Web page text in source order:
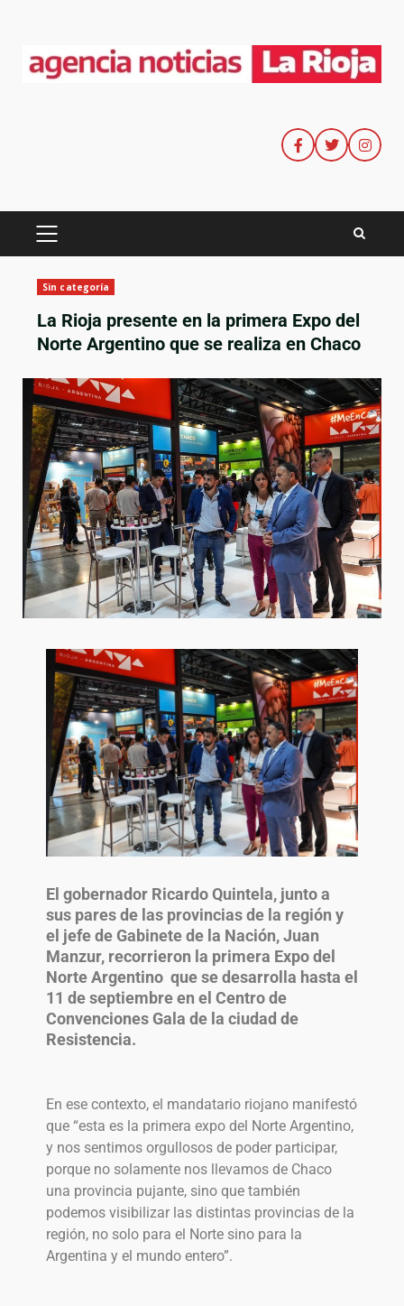
Sin categoría
La Rioja presente en la primera Expo del
Norte Argentino que se realiza en Chaco
El gobernador Ricardo Quintela, junto a
sus pares de las provincias de la región y
el jefe de Gabinete de la Nación, Juan
Manzur, recorrieron la primera Expo del
Norte Argentino que se desarrolla hasta el
11 de septiembre en el Centro de
Convenciones Gala de la ciudad de
Resistencia.
En ese contexto, el mandatario riojano manifestó
que “esta es la primera expo del Norte Argentino,
y nos sentimos orgullosos de poder participar,
porque no solamente nos llevamos de Chaco
una provincia pujante, sino que también
podemos visibilizar las distintas provincias de la
región, no solo para el Norte sino para la
Argentina y el mundo entero”.